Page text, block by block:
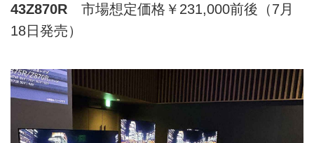
43Z870R 市場想定価格￥231,000前後（7月
18日発売）